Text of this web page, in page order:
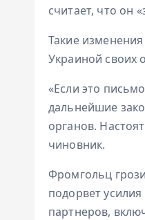
считает, что он
Такие
Украиной своих
«Если это
дальнейшие
органов.
чиновник.
Фромгольц
подорвет
партнеров,